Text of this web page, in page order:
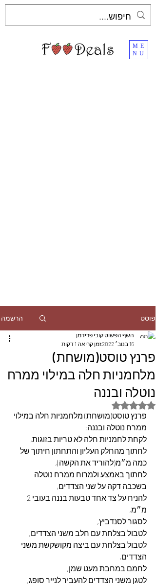
ME
NU
פוסט הרשמה
פרנץ טוסט(מושחת)
מלחמניות חלה במילוי ממרח
נוטלה ובננה
השף הפשוט קובי פרידמן
16 בנוב׳ 2022
זמן קריאה 1 דקות
דירוג של NaN מתוך 5 כוכבים
פרנץ טוסט(מושחת) מלחמניות חלה במילוי
ממרח נוטלה ובננה:
לקחת לחמניות חלה לא טריות בזוגות,
לחתוך מהחלק העליון והתחתון חיתוך של
כמה מ״מ(להוריד את הקשה),
לחתוך באמצע ולמרוח ממרח נוטלה
בשכבה דקה על שני הצדדים,
מ״מ,
לסגור לסנדביץ,
לטבול בצלחת עם חלב משני הצדדים,
לטבול בצלחת עם ביצה מקושקשת משני
הצדדים,
לחמם במחבת מעט שמן,
לטגן משני הצדדים להעביר לנייר סופג,